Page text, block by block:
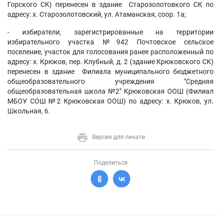
Горского СК) перенесен в здание Старозолотовкого СК по
адресу: х. Старозолотовский, ул. Атаманская, соор. 1а;
- избиратели, зарегистрированные на территории
избирательного участка №942 Почтовское сельское
поселение, участок для голосования ранее расположенный по
адресу: х. Крюков, пер. Клубный, д. 2 (здание Крюковского СК)
перенесен в здание Филиала муниципального бюджетного
общеобразовательного учреждения "Средняя
общеобразовательная школа №2" Крюковская ООШ (Филиал
МБОУ СОШ №2 Крюковская ООШ) по адресу: х. Крюков, ул.
Школьная, 6.
Версия для печати
Поделиться